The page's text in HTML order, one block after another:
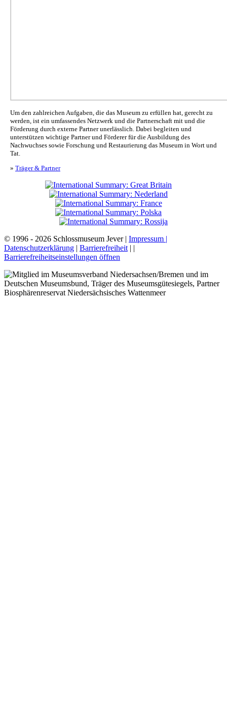
Um den zahlreichen Aufgaben, die das Museum zu erfüllen hat, gerecht zu
werden, ist ein umfassendes Netzwerk und die Partnerschaft mit und die
Förderung durch externe Partner unerlässlich. Dabei begleiten und
unterstützen wichtige Partner und Förderer für die Ausbildung des
Nachwuchses sowie Forschung und Restaurierung das Museum in Wort und
Tat.
» Träger & Partner
© 1996 - 2026 Schlossmuseum Jever | Impressum |
Datenschutzerklärung | Barrierefreiheit | |
Barrierefreiheitseinstellungen öffnen